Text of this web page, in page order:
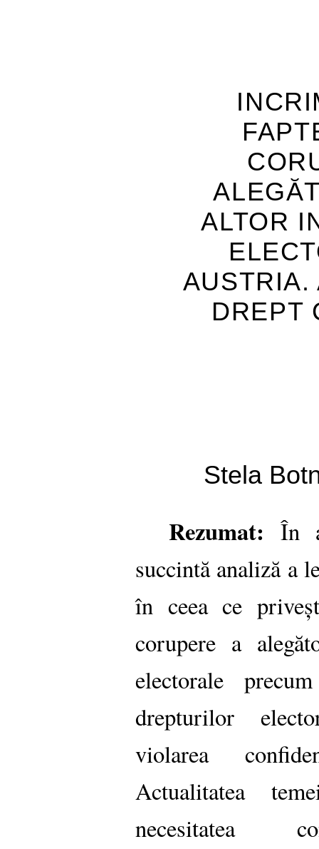
ALTOR
AUSTRIA.
DREPT
Stela
Rezumat: În
succintă analiză a
în ceea ce
corupere a
electorale
drepturilor
violarea
Actualitatea
necesitatea